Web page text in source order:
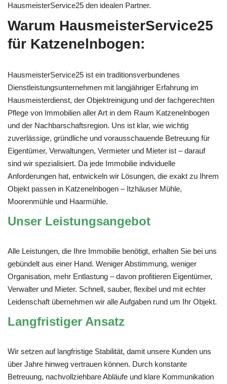
HausmeisterService25 den idealen Partner.
Warum HausmeisterService25
für Katzenelnbogen:
HausmeisterService25 ist ein traditionsverbundenes
Dienstleistungsunternehmen mit langjähriger Erfahrung im
Hausmeisterdienst, der Objektreinigung und der fachgerechten
Pflege von Immobilien aller Art in dem Raum Katzenelnbogen
und der Nachbarschaftsregion. Uns ist klar, wie wichtig
zuverlässige, gründliche und vorausschauende Betreuung für
Eigentümer, Verwaltungen, Vermieter und Mieter ist – darauf
sind wir spezialisiert. Da jede Immobilie individuelle
Anforderungen hat, entwickeln wir Lösungen, die exakt zu Ihrem
Objekt passen in Katzenelnbogen – Itzhäuser Mühle,
Moorenmühle und Haarmühle.
Unser Leistungsangebot
Alle Leistungen, die Ihre Immobilie benötigt, erhalten Sie bei uns
gebündelt aus einer Hand. Weniger Abstimmung, weniger
Organisation, mehr Entlastung – davon profitieren Eigentümer,
Verwalter und Mieter. Schnell, sauber, flexibel und mit echter
Leidenschaft übernehmen wir alle Aufgaben rund um Ihr Objekt.
Langfristiger Ansatz
Wir setzen auf langfristige Stabilität, damit unsere Kunden uns
über Jahre hinweg vertrauen können. Durch konstante
Betreuung, nachvollziehbare Abläufe und klare Kommunikation